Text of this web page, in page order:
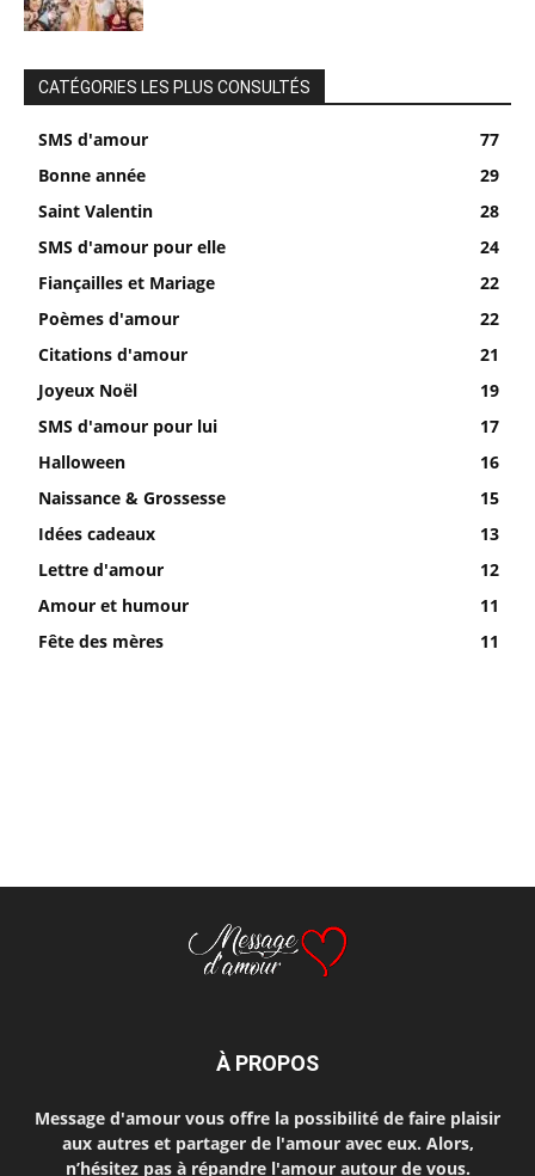
CATÉGORIES LES PLUS CONSULTÉS
SMS d'amour
77
Bonne année
29
Saint Valentin
28
SMS d'amour pour elle
24
Fiançailles et Mariage
22
Poèmes d'amour
22
Citations d'amour
21
Joyeux Noël
19
SMS d'amour pour lui
17
Halloween
16
Naissance & Grossesse
15
Idées cadeaux
13
Lettre d'amour
12
Amour et humour
11
Fête des mères
11
À PROPOS
Message d'amour vous offre la possibilité de faire plaisir
aux autres et partager de l'amour avec eux. Alors,
n’hésitez pas à répandre l'amour autour de vous.